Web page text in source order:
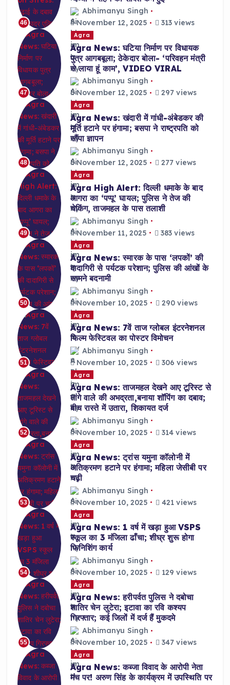
46
Abhimanyu Singh
November 12, 2025
313 views
47
Agra
Agra News: घटिया निर्माण पर विधायक
पुत्र आगबबूला; ठेकेदार बोला- ‘परिवहन मंत्री
से लाया हूं काम’, VIDEO VIRAL
Abhimanyu Singh
November 12, 2025
297 views
48
Agra
Agra News: खंदारी में गांधी-अंबेडकर की
मूर्ति हटाने पर हंगामा; बसपा ने राष्ट्रपति को
सौंपा ज्ञापन
Abhimanyu Singh
November 12, 2025
277 views
49
Agra
Agra High Alert: दिल्ली धमाके के बाद
आगरा का ‘पप्पू’ घायल; पुलिस ने तेज की
चेकिंग, ताजमहल के पास तलाशी
Abhimanyu Singh
November 11, 2025
383 views
50
Agra
Agra News: स्मारक के पास ‘लपकों’ की
दादागिरी से पर्यटक परेशान; पुलिस की आंखों के
सामने बदनामी
Abhimanyu Singh
November 10, 2025
290 views
51
Agra
Agra News: 7वें ताज ग्लोबल इंटरनेशनल
फिल्म फेस्टिवल का पोस्टर विमोचन
Abhimanyu Singh
November 10, 2025
306 views
52
Agra
Agra News: ताजमहल देखने आए टूरिस्ट से
तांगे वाले की अभद्रता,बनाया शॉपिंग का दबाव;
बीच रास्ते में उतारा, शिकायत दर्ज
Abhimanyu Singh
November 10, 2025
314 views
53
Agra
Agra News: ट्रांस यमुना कॉलोनी में
अतिक्रमण हटाने पर हंगामा; महिला जेसीबी पर
चढ़ी
Abhimanyu Singh
November 10, 2025
421 views
54
Agra
Agra News: 1 वर्ष में खड़ा हुआ VSPS
स्कूल का 3 मंजिला ढाँचा; शीघ्र शुरू होगा
फिनिशिंग कार्य
Abhimanyu Singh
November 10, 2025
129 views
55
Agra
Agra News: हरीपर्वत पुलिस ने दबोचा
शातिर चेन लुटेरा; इटावा का रवि कश्यप
गिरफ्तार; कई जिलों में दर्ज हैं मुकदमे
Abhimanyu Singh
November 10, 2025
347 views
Agra
Agra News: कब्जा विवाद के आरोपी नेता
मंच पर! अरुण सिंह के कार्यक्रम में उपस्थिति पर